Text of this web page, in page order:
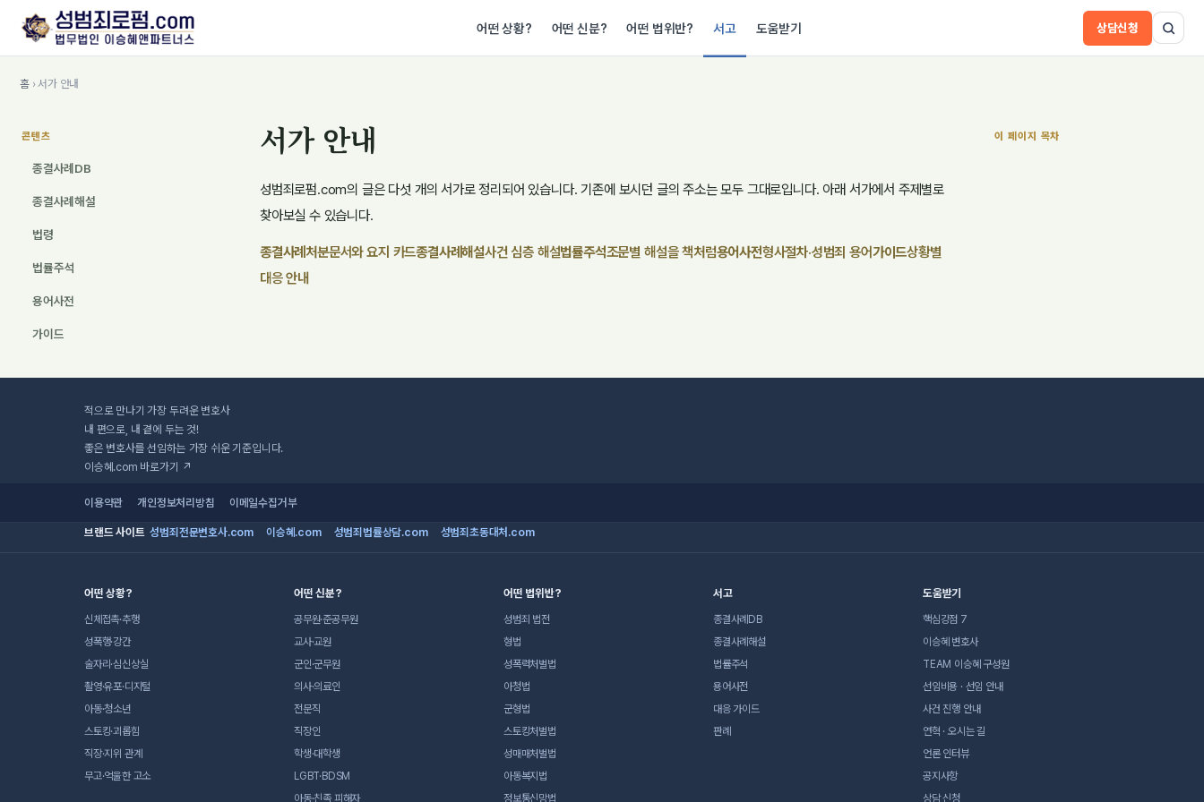
어떤 상황? 어떤 신분? 어떤 법위반? 서고 도움받기 상담신청
홈› 서가 안내
콘텐츠
종결사례DB
종결사례해설
법령
법률주석
용어사전
가이드
서가 안내
성범죄로펌.com의 글은 다섯 개의 서가로 정리되어 있습니다. 기존에 보시던 글의 주소는 모두 그대로입니다. 아래 서가에서 주제별로
찾아보실 수 있습니다.
종결사례처분문서와 요지 카드종결사례해설사건 심층 해설법률주석조문별 해설을 책처럼용어사전형사절차·성범죄 용어가이드상황별
대응 안내
이 페이지 목차
적으로 만나기가장 두려운변호사
내 편으로, 내 곁에 두는 것!
좋은 변호사를 선임하는 가장 쉬운 기준입니다.
이승혜.com 바로가기 ↗
이용약관 개인정보처리방침 이메일수집거부
브랜드 사이트 성범죄전문변호사.com 이승혜.com 성범죄법률상담.com 성범죄초동대처.com
어떤 상황?
신체접촉·추행
성폭행·강간
술자리·심신상실
촬영·유포·디지털
아동·청소년
스토킹·괴롭힘
직장·지위 관계
무고·억울한 고소
어떤 신분?
공무원·준공무원
교사·교원
군인·군무원
의사·의료인
전문직
직장인
학생·대학생
LGBT·BDSM
아동·친족 피해자
어떤 법위반?
성범죄 법전
형법
성폭력처벌법
아청법
군형법
스토킹처벌법
성매매처벌법
아동복지법
정보통신망법
서고
종결사례DB
종결사례해설
법률주석
용어사전
대응 가이드
판례
도움받기
핵심강점 7
이승혜 변호사
TEAM 이승혜 구성원
선임비용 · 선임 안내
사건 진행 안내
연혁 · 오시는 길
언론 인터뷰
공지사항
상담 신청